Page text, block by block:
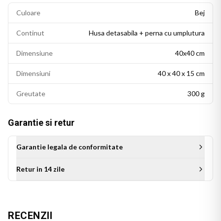
care transmite afectiune si apreciere, ce se va bucura de un
Culoare Bej
Continut Husa detasabila + perna cu umplutura
Dimensiune 40x40 cm
Dimensiuni 40 x 40 x 15 cm
Greutate 300 g
Garantie si retur
Garantie legala de conformitate
Retur in 14 zile
RECENZII